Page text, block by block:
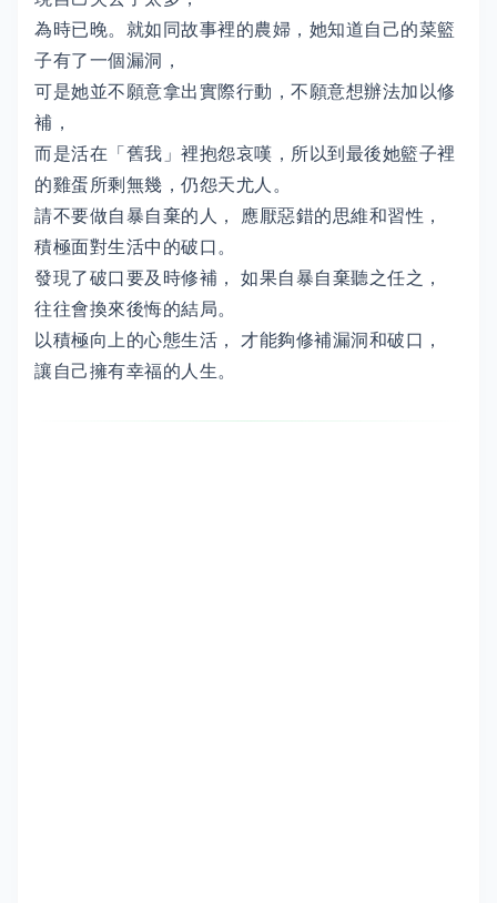
為時已晚。就如同故事裡的農婦，她知道自己的菜籃
子有了一個漏洞，
可是她並不願意拿出實際行動，不願意想辦法加以修
補，
而是活在「舊我」裡抱怨哀嘆，所以到最後她籃子裡
的雞蛋所剩無幾，仍怨天尤人。
請不要做自暴自棄的人， 應厭惡錯的思維和習性，
積極面對生活中的破口。
發現了破口要及時修補， 如果自暴自棄聽之任之，
往往會換來後悔的結局。
以積極向上的心態生活， 才能夠修補漏洞和破口，
讓自己擁有幸福的人生。